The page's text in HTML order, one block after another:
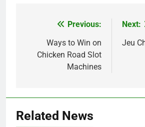
navigation
Previous:
Ways to Win on
Chicken Road Slot
Machines
Next:
Jeu
Related News